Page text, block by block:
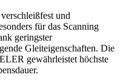
und
für das Scanning
geringster
Gleiteigenschaften. Die
gewährleistet höchste